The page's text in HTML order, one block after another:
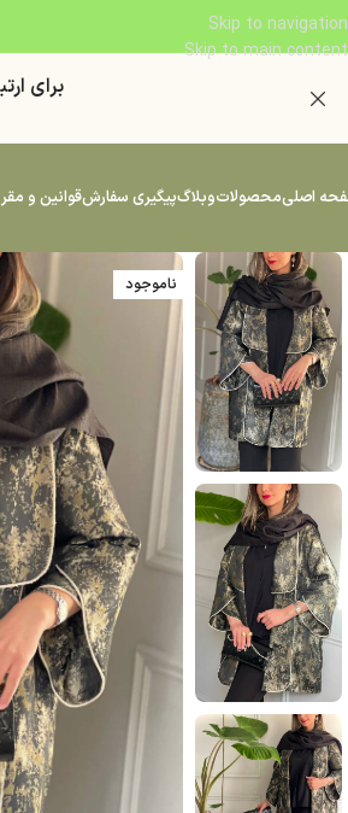
Skip to navigation
Skip to main content
براي
اصلیمحصولاتوبلاگپیگیری سفارشقوانین و
ناموجود